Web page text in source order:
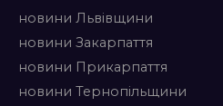
новини Львівщини
новини Закарпаття
новини Прикарпаття
новини Тернопільщини